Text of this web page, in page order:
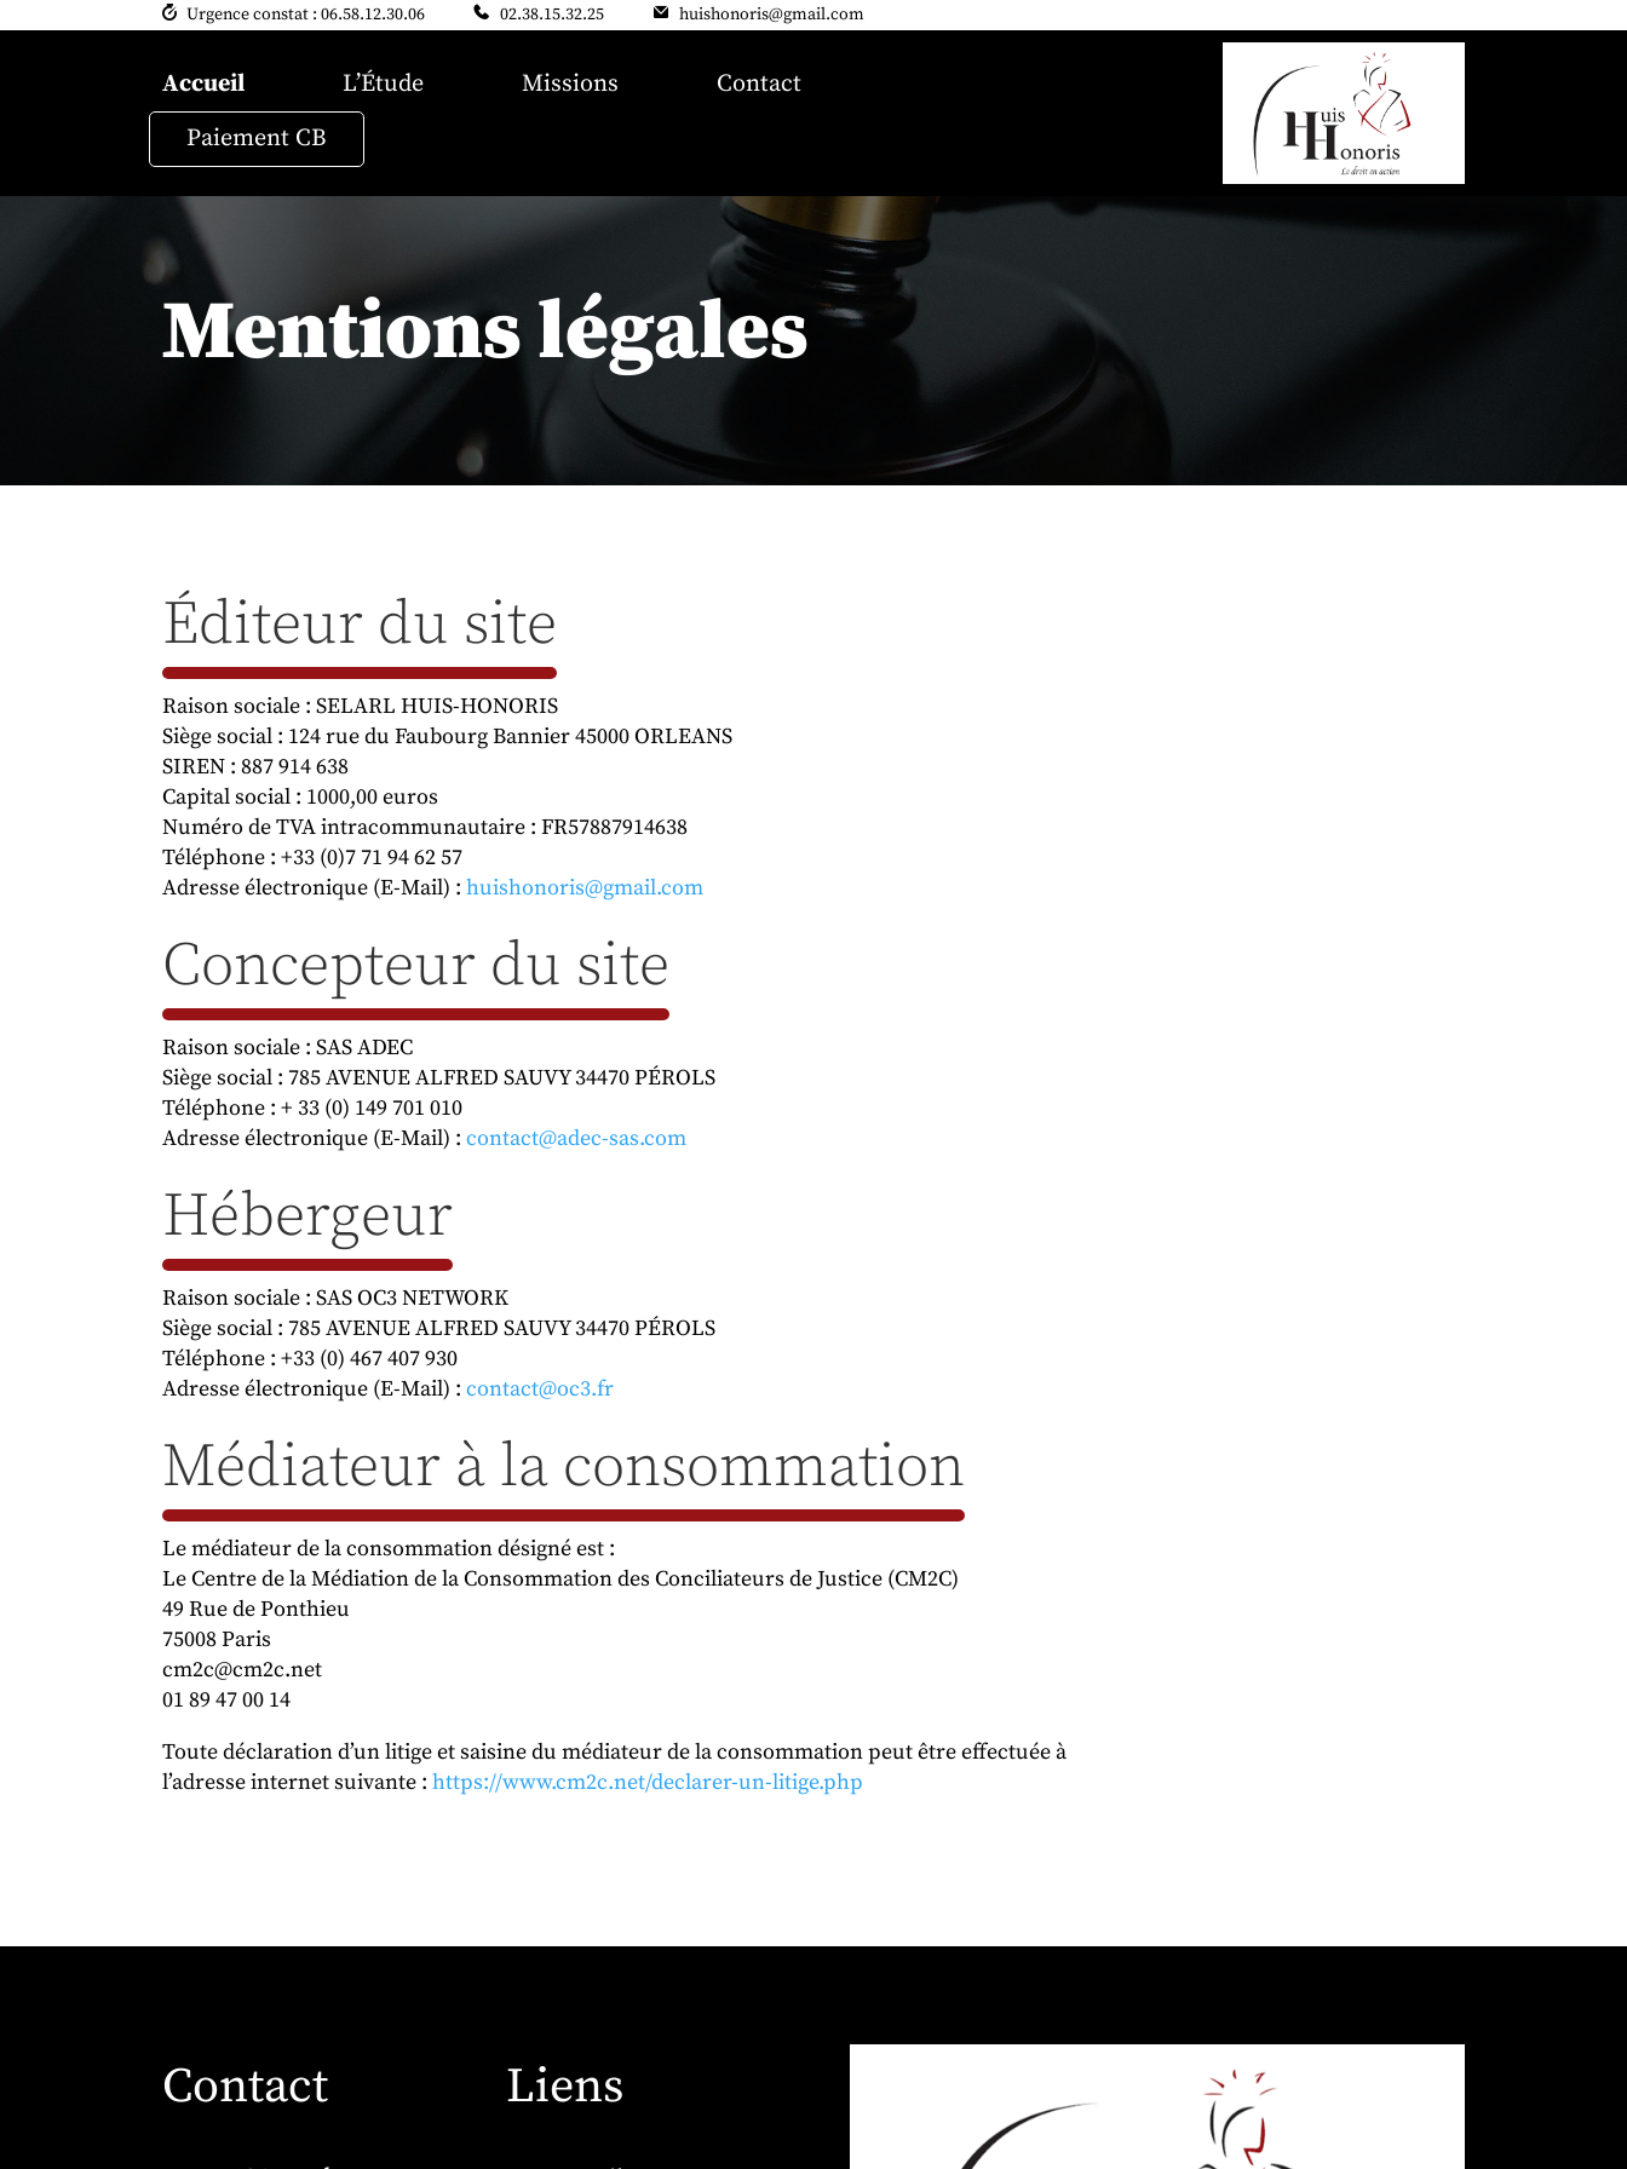
Urgence constat : 06.58.12.30.06 02.38.15.32.25 huishonoris@gmail.com
Accueil L’Étude Missions
Contact
Paiement CB
Mentions légales
Éditeur du site
Raison sociale : SELARL HUIS-HONORIS
Siège social : 124 rue du Faubourg Bannier 45000 ORLEANS
SIREN : 887 914 638
Capital social : 1000,00 euros
Numéro de TVA intracommunautaire : FR57887914638
Téléphone : +33 (0)7 71 94 62 57
Adresse électronique (E-Mail) :huishonoris@gmail.com
Concepteur du site
Raison sociale : SAS ADEC
Siège social : 785 AVENUE ALFRED SAUVY 34470 PÉROLS
Téléphone : + 33 (0) 149 701 010
Adresse électronique (E-Mail) :contact@adec-sas.com
Hébergeur
Raison sociale : SAS OC3 NETWORK
Siège social : 785 AVENUE ALFRED SAUVY 34470 PÉROLS
Téléphone : +33 (0) 467 407 930
Adresse électronique (E-Mail) :contact@oc3.fr
Médiateur à la consommation
Le médiateur de la consommation désigné est :
Le Centre de la Médiation de la Consommation des Conciliateurs de Justice (CM2C)
49 Rue de Ponthieu
75008 Paris
cm2c@cm2c.net
01 89 47 00 14
Toute déclaration d’un litige et saisine du médiateur de la consommation peut être effectuée à
l’adresse internet suivante :https://www.cm2c.net/declarer-un-litige.php
Contact Liens